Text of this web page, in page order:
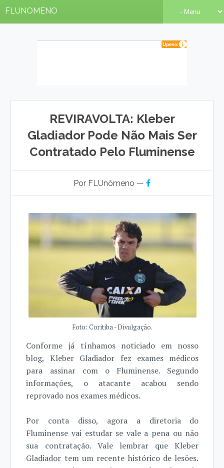
FLUNOMENO
REVIRAVOLTA: Kleber
Gladiador Pode Não Mais Ser
Contratado Pelo Fluminense
Por FLUnômeno —
Foto: Coritiba - Divulgação.
Conforme já tínhamos noticiado em nosso
blog, Kleber Gladiador fez exames médicos
para assinar com o Fluminense. Segundo
informações, o atacante acabou sendo
reprovado nos exames médicos.
Por conta disso, agora a diretoria do
Fluminense vai estudar se vale a pena ou não
sua contratação. Vale lembrar que Kleber
Gladiador tem um recente histórico de lesões.